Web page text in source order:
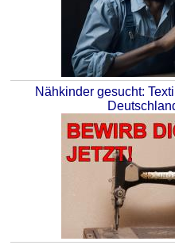
Nähkinder gesucht: